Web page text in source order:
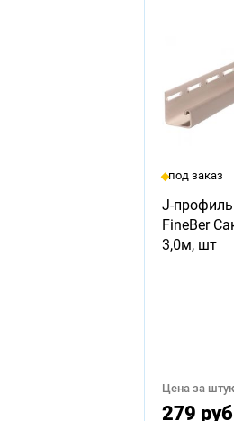
под заказ
J-профиль
FineBer
3,0м, шт
Цена за
279